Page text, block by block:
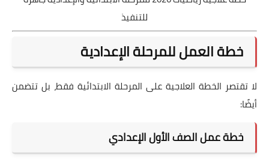
للتنفيذ
خطة العمل للمرحلة الإعدادية
لا تقتصر الخطة العلاجية على المرحلة الابتدائية فقط، بل تتضمن
أيضًا:
خطة عمل الصف الأول الإعدادي